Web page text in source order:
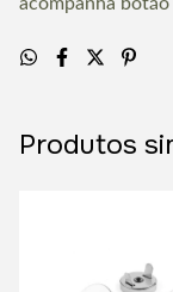
acompanha
Produtos